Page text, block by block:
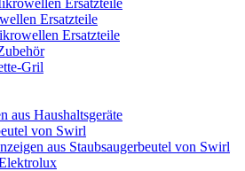
Ersatzteile
Ersatzteile
Ersatzteile
Gril
aus Haushaltsgeräte
von Swirl
aus Staubsaugerbeutel von Swirl